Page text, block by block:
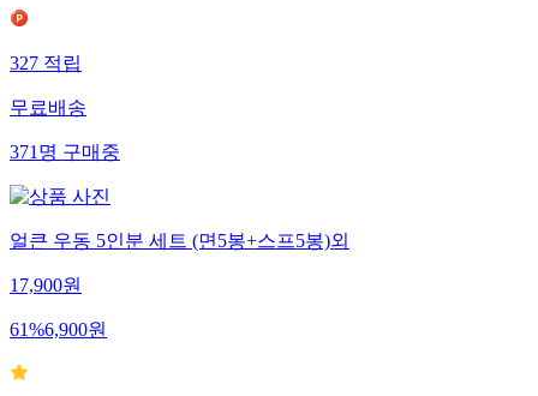
327 적립
무료배송
371 명 구매중
얼큰 우동 5인분 세트 (면5봉+스프5봉)외
17,900원
61%6,900원